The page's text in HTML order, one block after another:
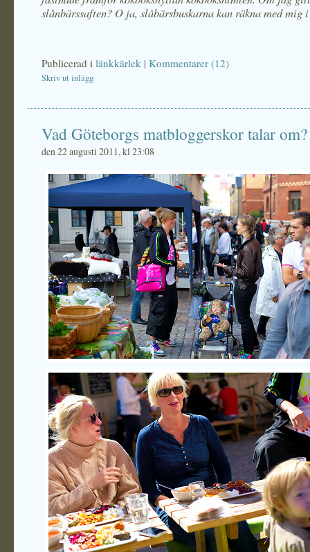
slånbärssaften? O ja, slåbärsbuskarna kan räkna med mig
Publicerad i länkkärlek | Kommentarer (12)
Skriv ut inlägg
Vad Göteborgs matbloggerskor talar om?
den 22 augusti 2011, kl 23:08